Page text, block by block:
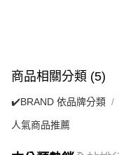
商品相關分類 (5)
✔️BRAND 依品牌分類
人氣商品推薦